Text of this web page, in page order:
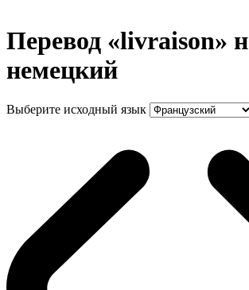
Перевод «livraison»
немецкий
Выберите исходный язык